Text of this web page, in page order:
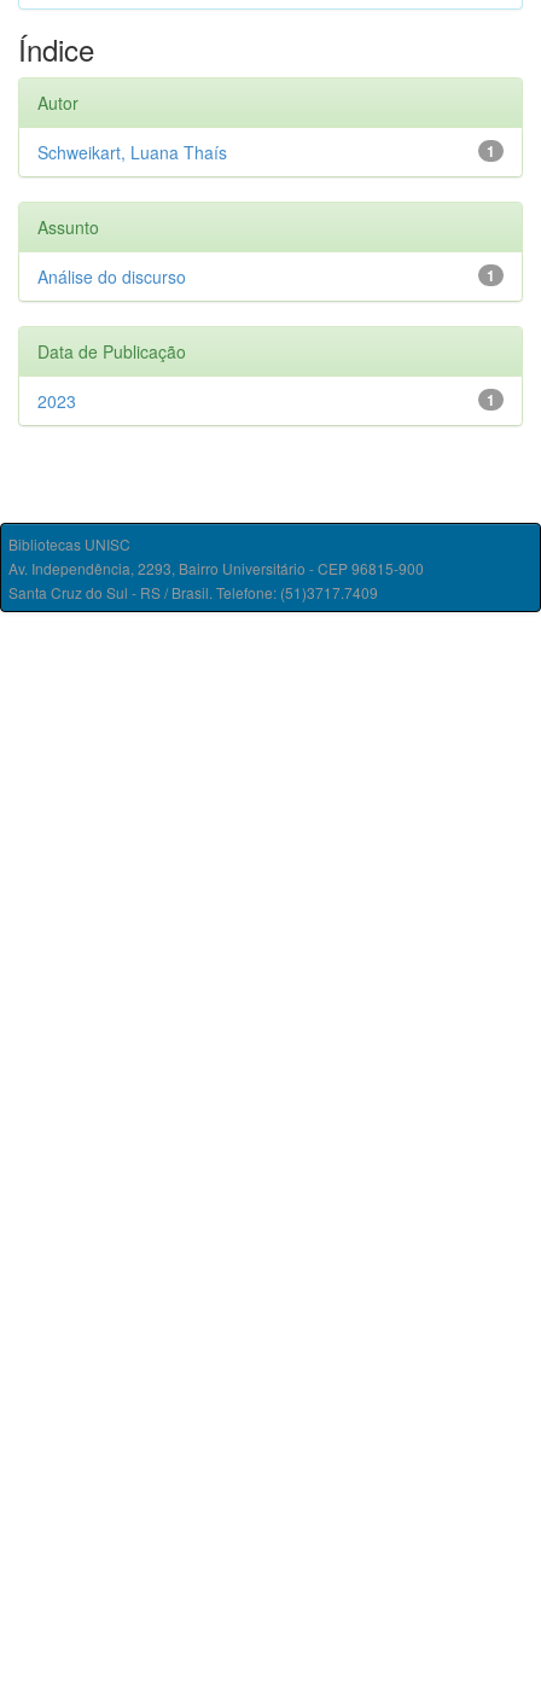
Índice
Autor
1
Schweikart, Luana Thaís
Assunto
1
Análise do discurso
Data de Publicação
1
2023
Bibliotecas UNISC
Av. Independência, 2293, Bairro Universitário - CEP 96815-900
Santa Cruz do Sul - RS / Brasil. Telefone: (51)3717.7409